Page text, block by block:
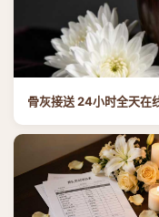
骨灰接送 24小时全天在